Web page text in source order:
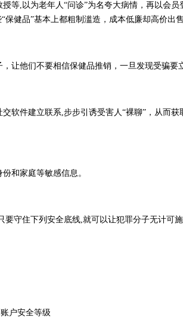
等,以为老年人“问诊”为名夸大病情，再以会
健品”基本上都粗制滥造，成本低廉却高价出售
让他们不要相信保健品推销，一旦发现受骗要
软件建立联系,步步引诱受害人“裸聊”，从而
和家庭等敏感信息。
守住下列安全底线,就可以让犯罪分子无计可施
户安全等级